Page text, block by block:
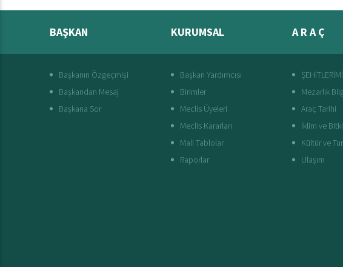
BAŞKAN
Başkanın Özgeçmişi
Başkandan Mesaj
Başkana Sor
KURUMSAL
Başkan Yardımcısı
Birimler
Meclis Üyeleri
Meclis Kararları
Mali Tablolar
Raporlar
A R A Ç
Mezarlık
Araç Tarihi
İklim ve
Kültür ve
Ulaşım